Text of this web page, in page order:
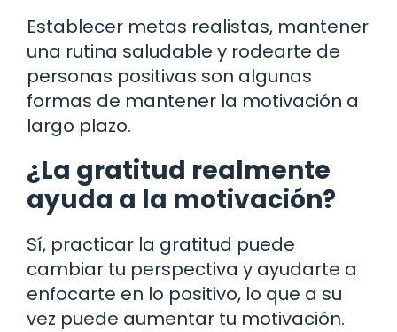
Establecer metas realistas, mantener
una rutina saludable y rodearte de
personas positivas son algunas
formas de mantener la motivación a
largo plazo.
¿La gratitud realmente
ayuda a la motivación?
Sí, practicar la gratitud puede
cambiar tu perspectiva y ayudarte a
enfocarte en lo positivo, lo que a su
vez puede aumentar tu motivación.